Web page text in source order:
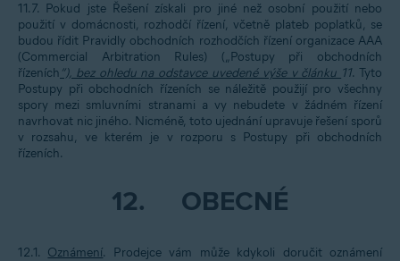
11.7. Pokud jste Řešení získali pro jiné než osobní použití nebo
použití v domácnosti, rozhodčí řízení, včetně plateb poplatků, se
budou řídit Pravidly obchodních rozhodčích řízení organizace AAA
(Commercial Arbitration Rules) („Postupy při obchodních
řízeních “), bez ohledu na odstavce uvedené výše v článku 11. Tyto
Postupy při obchodních řízeních se náležitě použijí pro všechny
spory mezi smluvními stranami a vy nebudete v žádném řízení
navrhovat nic jiného. Nicméně, toto ujednání upravuje řešení sporů
v rozsahu, ve kterém je v rozporu s Postupy při obchodních
řízeních.
12. OBECNÉ
12.1. Oznámení. Prodejce vám může kdykoli doručit oznámení